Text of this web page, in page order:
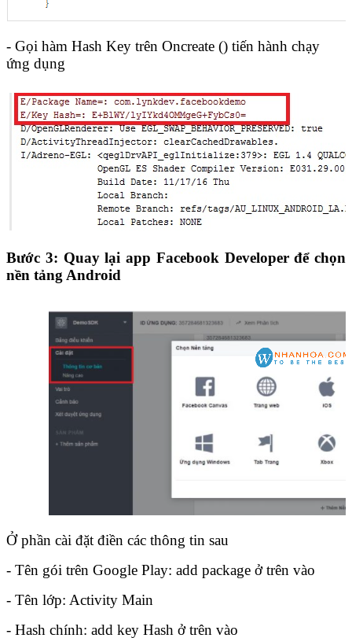
- Gọi hàm Hash Key trên Oncreate () tiến hành chạy
ứng dụng
Bước 3: Quay lại app Facebook Developer để chọn
nền tảng Android
Ở phần cài đặt điền các thông tin sau
- Tên gói trên Google Play: add package ở trên vào
- Tên lớp: Activity Main
- Hash chính: add key Hash ở trên vào